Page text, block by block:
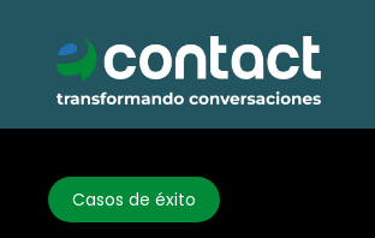
contenido
Casos de éxito